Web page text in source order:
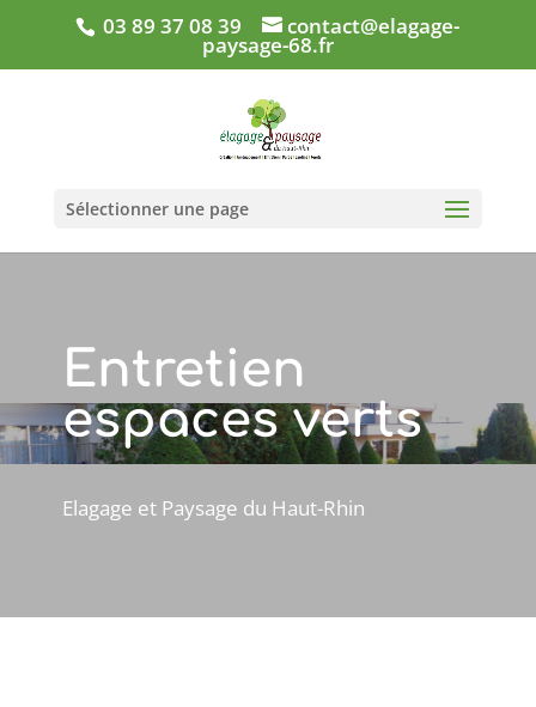
03 89 37 08 39 contact@elagage-
paysage-68.fr
Sélectionner une page
Entretien
espaces verts
Elagage et Paysage du Haut-Rhin